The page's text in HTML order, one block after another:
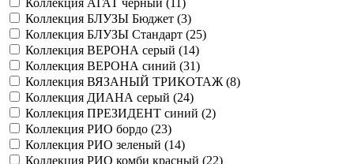
Коллекция АГАТ черный (
)
Коллекция БЛУЗЫ Бюджет (3)
Коллекция БЛУЗЫ Стандарт (25)
Коллекция ВЕРОНА серый (14)
Коллекция ВЕРОНА синий (31)
Коллекция ВЯЗАНЫЙ ТРИКОТАЖ (8)
Коллекция ДИАНА серый (24)
Коллекция ПРЕЗИДЕНТ синий (2)
Коллекция РИО бордо (23)
Коллекция РИО зеленый (14)
Коллекция РИО комби красный (22)